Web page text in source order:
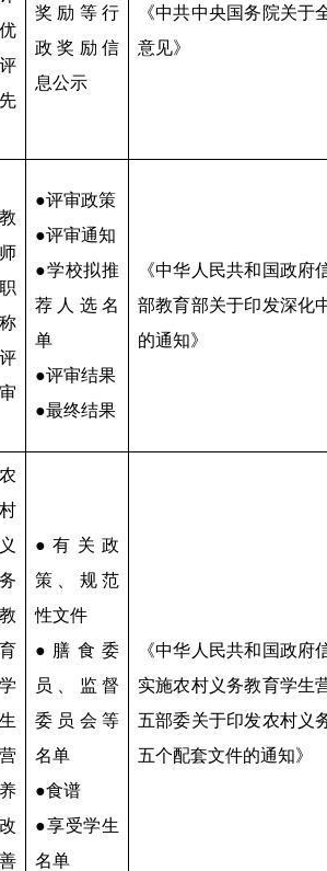
优
评
先
奖励等行
政奖励信
息公示
《中共中央国务院关
意见》
教
师
职
称
评
审
●评审政策
●评审通知
●学校拟推
荐人选名
单
●评审结果
●最终结果
《中华人民共和国政
部教育部关于印发深化
的通知》
农
村
义
务
教
育
学
生
营
养
改
善
●有关政
策、规范
性文件
●膳食委
员、监督
委员会等
名单
●食谱
●享受学生
名单
《中华人民共和国政
实施农村义务教育学生
五部委关于印发农村义
五个配套文件的通知》